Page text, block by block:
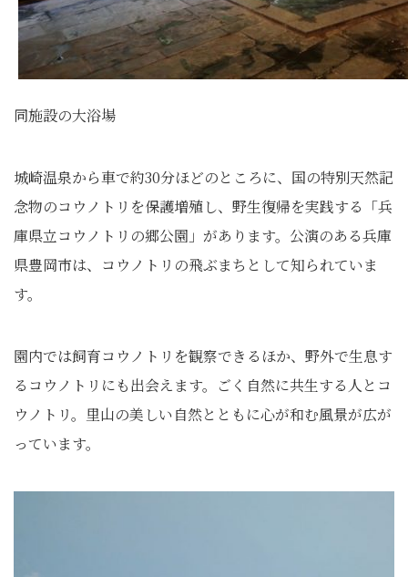
同施設の大浴場
城崎温泉から車で約30分ほどのところに、国の特別天然記
念物のコウノトリを保護増殖し、野生復帰を実践する「兵
庫県立コウノトリの郷公園」があります。公演のある兵庫
県豊岡市は、コウノトリの飛ぶまちとして知られていま
す。
園内では飼育コウノトリを観察できるほか、野外で生息す
るコウノトリにも出会えます。ごく自然に共生する人とコ
ウノトリ。里山の美しい自然とともに心が和む風景が広が
っています。